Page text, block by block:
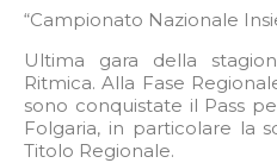
“Campionato Nazionale
Ultima gara della
Ritmica. Alla Fase
sono conquistate il Pass
Folgaria, in particolare la
Titolo Regionale.